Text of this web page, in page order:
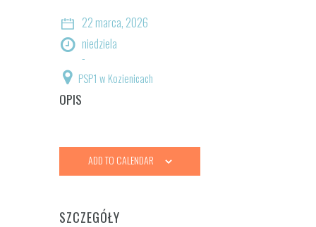
22 marca, 2026
niedziela
-
PSP1 w Kozienicach
OPIS
ADD TO CALENDAR
SZCZEGÓŁY